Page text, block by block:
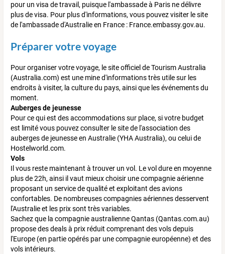
pour un visa de travail, puisque l'ambassade à Paris ne délivre
plus de visa. Pour plus d'informations, vous pouvez visiter le site
de l'ambassade d'Australie en France : France.embassy.gov.au.
Préparer votre voyage
Pour organiser votre voyage, le site officiel de Tourism Australia
(Australia.com) est une mine d'informations très utile sur les
endroits à visiter, la culture du pays, ainsi que les événements du
moment.
Auberges de jeunesse
Pour ce qui est des accommodations sur place, si votre budget
est limité vous pouvez consulter le site de l'association des
auberges de jeunesse en Australie (YHA Australia), ou celui de
Hostelworld.com.
Vols
Il vous reste maintenant à trouver un vol. Le vol dure en moyenne
plus de 22h, ainsi il vaut mieux choisir une compagnie aérienne
proposant un service de qualité et exploitant des avions
confortables. De nombreuses compagnies aériennes desservent
l'Australie et les prix sont très variables.
Sachez que la compagnie australienne Qantas (Qantas.com.au)
propose des deals à prix réduit comprenant des vols depuis
l'Europe (en partie opérés par une compagnie européenne) et des
vols intérieurs.